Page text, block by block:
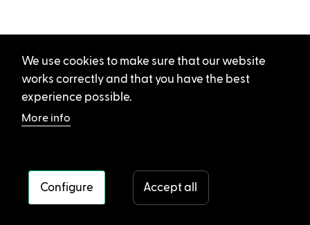
We use cookies to make sure that our website
works correctly and that you have the best
experience possible.
More info
Configure Accept all